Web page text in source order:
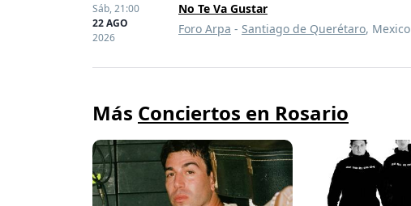
Sáb,21:00
22 AGO
2026
No Te Va Gustar
Foro Arpa - Santiago de Querétaro, Mexico
Más Conciertos en Rosario